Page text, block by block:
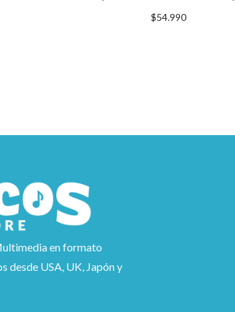
$54.990
en formato
desde USA, UK, Japón y